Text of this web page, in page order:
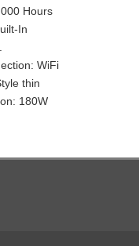
Hours
In
WiFi
thin
180W